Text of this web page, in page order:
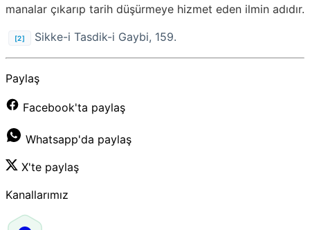
manalar çıkarıp tarih düşürmeye hizmet eden ilmin adıdır.
[2] Sikke-i Tasdik-i Gaybi, 159.
Paylaş
Facebook'ta paylaş
Whatsapp'da paylaş
X'te paylaş
Kanallarımız